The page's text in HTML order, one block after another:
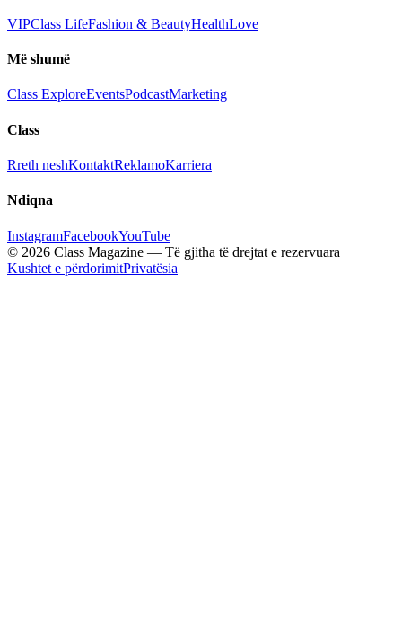
VIPClass LifeFashion & BeautyHealthLove
Më shumë
Class ExploreEventsPodcastMarketing
Class
Rreth neshKontaktReklamoKarriera
Ndiqna
InstagramFacebookYouTube
© 2026 Class Magazine — Të gjitha të drejtat e rezervuara
Kushtet e përdorimitPrivatësia